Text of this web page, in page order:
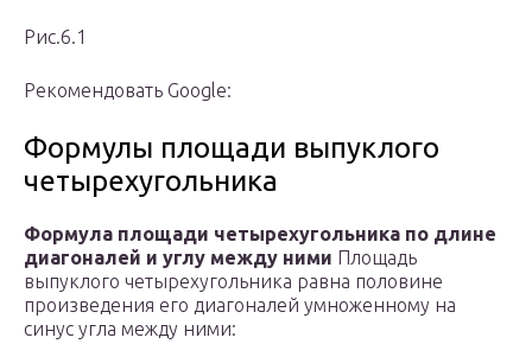
Рис.6.1
Рекомендовать Google:
Формулы площади выпуклого
четырехугольника
Формула площади четырехугольника по длине
диагоналей и углу между ними Площадь
выпуклого четырехугольника равна половине
произведения его диагоналей умноженному на
синус угла между ними: